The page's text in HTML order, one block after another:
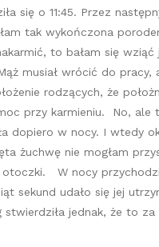
się o 11:45. Przez
tak wykończona
to bałam się wziąć
musiał wrócić do pracy,
rodzących, że
przy karmieniu. No, ale
dopiero w nocy. I wtedy
żuchwę nie mogłam
W nocy
sekund udało się jej
jednak, że to za